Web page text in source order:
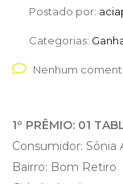
Postado por:
Categorias:
Nenhum
1º PRÊMIO: 01
Consumidor: Sônia
Bairro: Bom Retiro